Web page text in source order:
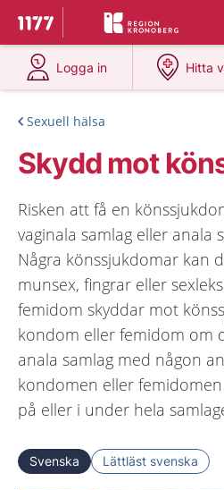
Till startsidan för 1177
Du har valt region
Logga in
på 1177.se
Hitta
på
Sexuell hälsa
Skydd mot
Risken att få en
vaginala samlag eller anala
Några könssjukdomar kan
munsex, fingrar eller
femidom skyddar mot
kondom eller femidom om
anala samlag med någon
kondomen eller
på eller i under hela
Svenska Lättläst svenska